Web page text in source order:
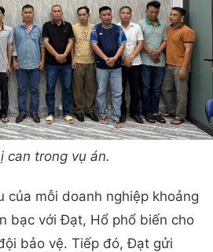
can trong vụ án.
của mỗi doanh nghiệp khoảng
bạc với Đạt, Hổ phổ biến cho
bảo vệ. Tiếp đó, Đạt gửi